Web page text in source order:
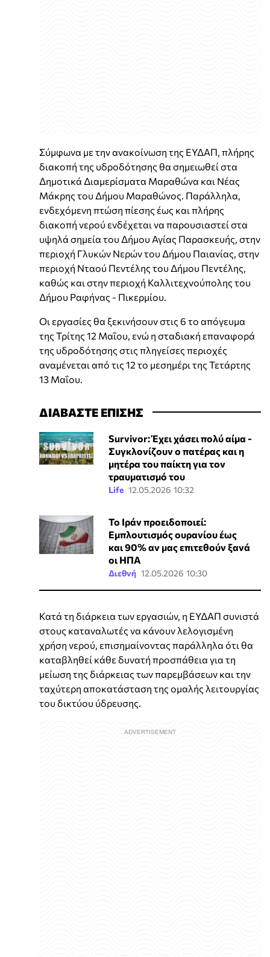
Σύμφωνα με την ανακοίνωση της ΕΥΔΑΠ, πλήρης
διακοπή της υδροδότησης θα σημειωθεί στα
Δημοτικά Διαμερίσματα Μαραθώνα και Νέας
Μάκρης του Δήμου Μαραθώνος. Παράλληλα,
ενδεχόμενη πτώση πίεσης έως και πλήρης
διακοπή νερού ενδέχεται να παρουσιαστεί στα
υψηλά σημεία του Δήμου Αγίας Παρασκευής, στην
περιοχή Γλυκών Νερών του Δήμου Παιανίας, στην
περιοχή Νταού Πεντέλης του Δήμου Πεντέλης,
καθώς και στην περιοχή Καλλιτεχνούπολης του
Δήμου Ραφήνας - Πικερμίου.
Οι εργασίες θα ξεκινήσουν στις 6 το απόγευμα
της Τρίτης 12 Μαΐου, ενώ η σταδιακή επαναφορά
της υδροδότησης στις πληγείσες περιοχές
αναμένεται από τις 12 το μεσημέρι της Τετάρτης
13 Μαΐου.
ΔΙΑΒΑΣΤΕ ΕΠΙΣΗΣ
Survivor: Έχει χάσει πολύ αίμα -
Συγκλονίζουν ο πατέρας και η
μητέρα του παίκτη για τον
τραυματισμό του
Life 12.05.2026 10:32
Το Ιράν προειδοποιεί:
Εμπλουτισμός ουρανίου έως
και 90% αν μας επιτεθούν ξανά
οι ΗΠΑ
Διεθνή 12.05.2026 10:30
Κατά τη διάρκεια των εργασιών, η ΕΥΔΑΠ συνιστά
στους καταναλωτές να κάνουν λελογισμένη
χρήση νερού, επισημαίνοντας παράλληλα ότι θα
καταβληθεί κάθε δυνατή προσπάθεια για τη
μείωση της διάρκειας των παρεμβάσεων και την
ταχύτερη αποκατάσταση της ομαλής λειτουργίας
του δικτύου ύδρευσης.